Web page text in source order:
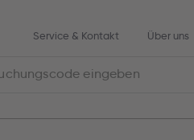
Service & Kontakt Über uns